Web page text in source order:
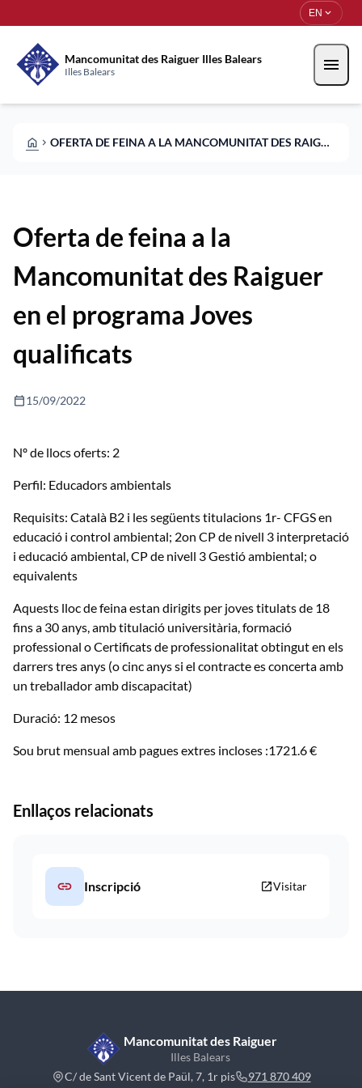
EN expand_more
Mancomunitat des Raiguer Illes Balears
Illes Balears menu
HOME CHEVRON_RIGHT OFERTA DE FEINA A LA MANCOMUNITAT DES RAIGUER EN EL PROGRAMA JOVES QUALIFICATS
Oferta de feina a la
Mancomunitat des Raiguer
en el programa Joves
qualificats
calendar_today15/09/2022
Nº de llocs oferts: 2
Perfil: Educadors ambientals
Requisits: Català B2 i les següents titulacions 1r- CFGS en
educació i control ambiental; 2on CP de nivell 3 interpretació
i educació ambiental, CP de nivell 3 Gestió ambiental; o
equivalents
Aquests lloc de feina estan dirigits per joves titulats de 18
fins a 30 anys, amb titulació universitària, formació
professional o Certificats de professionalitat obtingut en els
darrers tres anys (o cinc anys si el contracte es concerta amb
un treballador amb discapacitat)
Duració: 12 mesos
Sou brut mensual amb pagues extres incloses :1721.6 €
Enllaços relacionats
link Inscripció open_in_newVisitar
Mancomunitat des Raiguer
Illes Balears
C/ de Sant Vicent de Paül, 7, 1r pis
971 870 409